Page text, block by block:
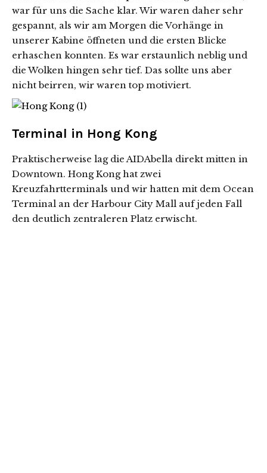
war für uns die Sache klar. Wir waren daher sehr
gespannt, als wir am Morgen die Vorhänge in
unserer Kabine öffneten und die ersten Blicke
erhaschen konnten. Es war erstaunlich neblig und
die Wolken hingen sehr tief. Das sollte uns aber
nicht beirren, wir waren top motiviert.
Terminal in Hong Kong
Praktischerweise lag die AIDAbella direkt mitten in
Downtown. Hong Kong hat zwei
Kreuzfahrtterminals und wir hatten mit dem Ocean
Terminal an der Harbour City Mall auf jeden Fall
den deutlich zentraleren Platz erwischt.